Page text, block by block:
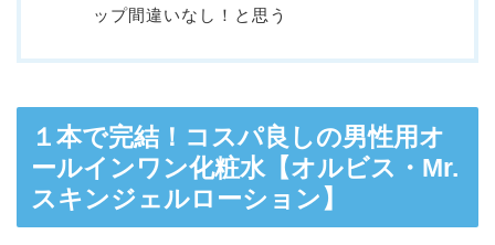
ップ間違いなし！と思う
１本で完結！コスパ良しの男性用オ
ールインワン化粧水【オルビス・Mr.
スキンジェルローション】